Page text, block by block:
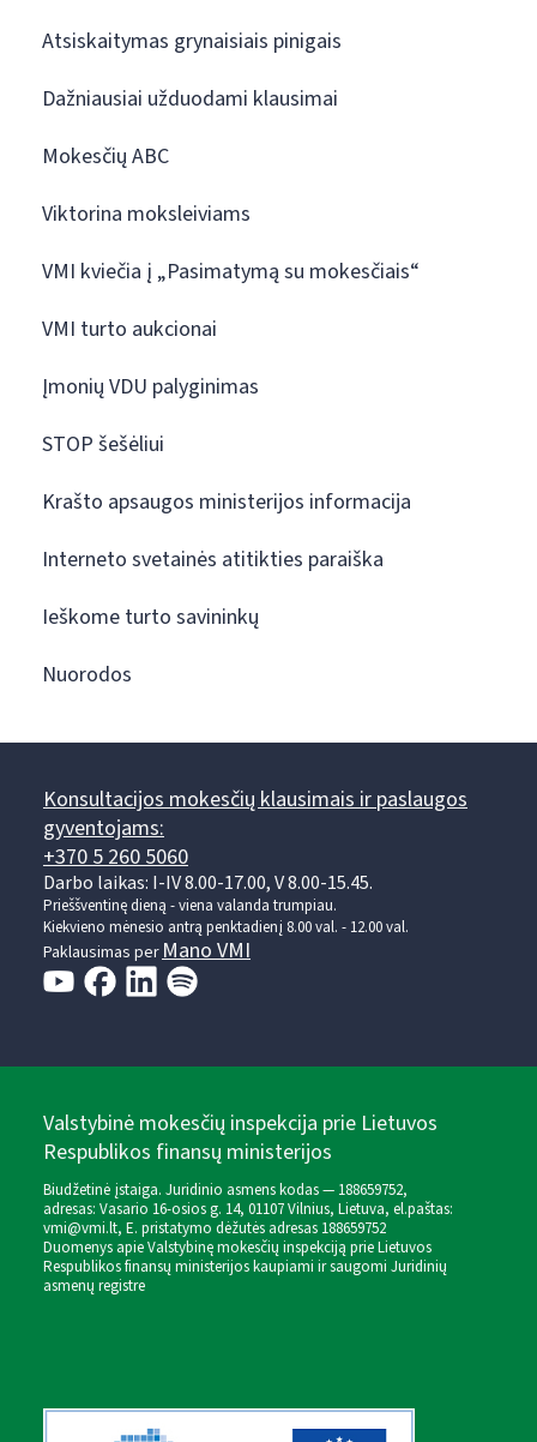
Atsiskaitymas grynaisiais pinigais
Dažniausiai užduodami klausimai
Mokesčių ABC
Viktorina moksleiviams
VMI kviečia į „Pasimatymą su mokesčiais“
VMI turto aukcionai
Įmonių VDU palyginimas
STOP šešėliui
Krašto apsaugos ministerijos informacija
Interneto svetainės atitikties paraiška
Ieškome turto savininkų
Nuorodos
Konsultacijos mokesčių klausimais ir paslaugos
gyventojams:
+370 5 260 5060
Darbo laikas: I-IV 8.00-17.00, V 8.00-15.45.
Prieššventinę dieną - viena valanda trumpiau.
Kiekvieno mėnesio antrą penktadienį 8.00 val. - 12.00 val.
Paklausimas perMano VMI
Valstybinė mokesčių inspekcija prie Lietuvos
Respublikos finansų ministerijos
Biudžetinė įstaiga. Juridinio asmens kodas — 188659752,
adresas: Vasario 16-osios g. 14, 01107 Vilnius, Lietuva, el.paštas:
vmi@vmi.lt, E. pristatymo dėžutės adresas 188659752
Duomenys apie Valstybinę mokesčių inspekciją prie Lietuvos
Respublikos finansų ministerijos kaupiami ir saugomi Juridinių
asmenų registre